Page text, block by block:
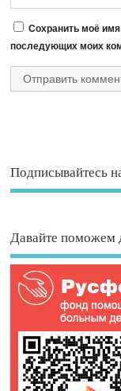
Сохранить моё
последующих моих
Подписывайтесь
Давайте поможем